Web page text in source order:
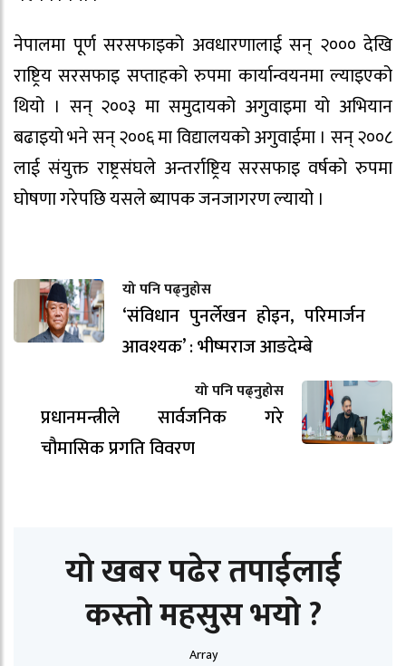
नेपालमा पूर्ण सरसफाइको अवधारणालाई सन् २००० देखि
राष्ट्रिय सरसफाइ सप्ताहको रुपमा कार्यान्वयनमा ल्याइएको
थियो । सन् २००३ मा समुदायको अगुवाइमा यो अभियान
बढाइयो भने सन् २००६ मा विद्यालयको अगुवाईमा । सन् २००८
लाई संयुक्त राष्ट्रसंघले अन्तर्राष्ट्रिय सरसफाइ वर्षको रुपमा
घोषणा गरेपछि यसले ब्यापक जनजागरण ल्यायो ।
यो पनि पढ्नुहोस
‘संविधान पुनर्लेखन होइन, परिमार्जन
आवश्यक’ : भीष्मराज आङदेम्बे
यो पनि पढ्नुहोस
प्रधानमन्त्रीले सार्वजनिक गरे
चौमासिक प्रगति विवरण
यो खबर पढेर तपाईलाई
कस्तो महसुस भयो ?
Array